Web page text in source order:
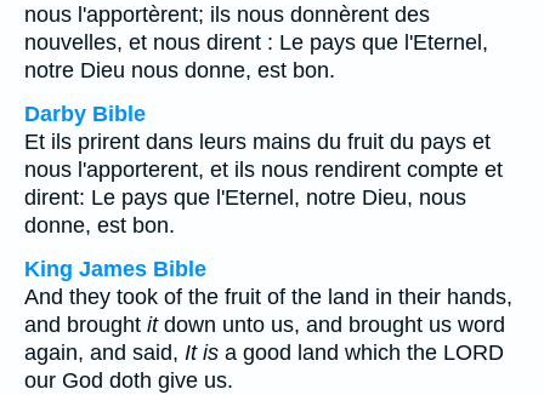
nous l'apportèrent; ils nous donnèrent des
nouvelles, et nous dirent : Le pays que l'Eternel,
notre Dieu nous donne, est bon.
Darby Bible
Et ils prirent dans leurs mains du fruit du pays et
nous l'apporterent, et ils nous rendirent compte et
dirent: Le pays que l'Eternel, notre Dieu, nous
donne, est bon.
King James Bible
And they took of the fruit of the land in their hands,
and brought itdown unto us, and brought us word
again, and said, It is a good land which the LORD
our God doth give us.